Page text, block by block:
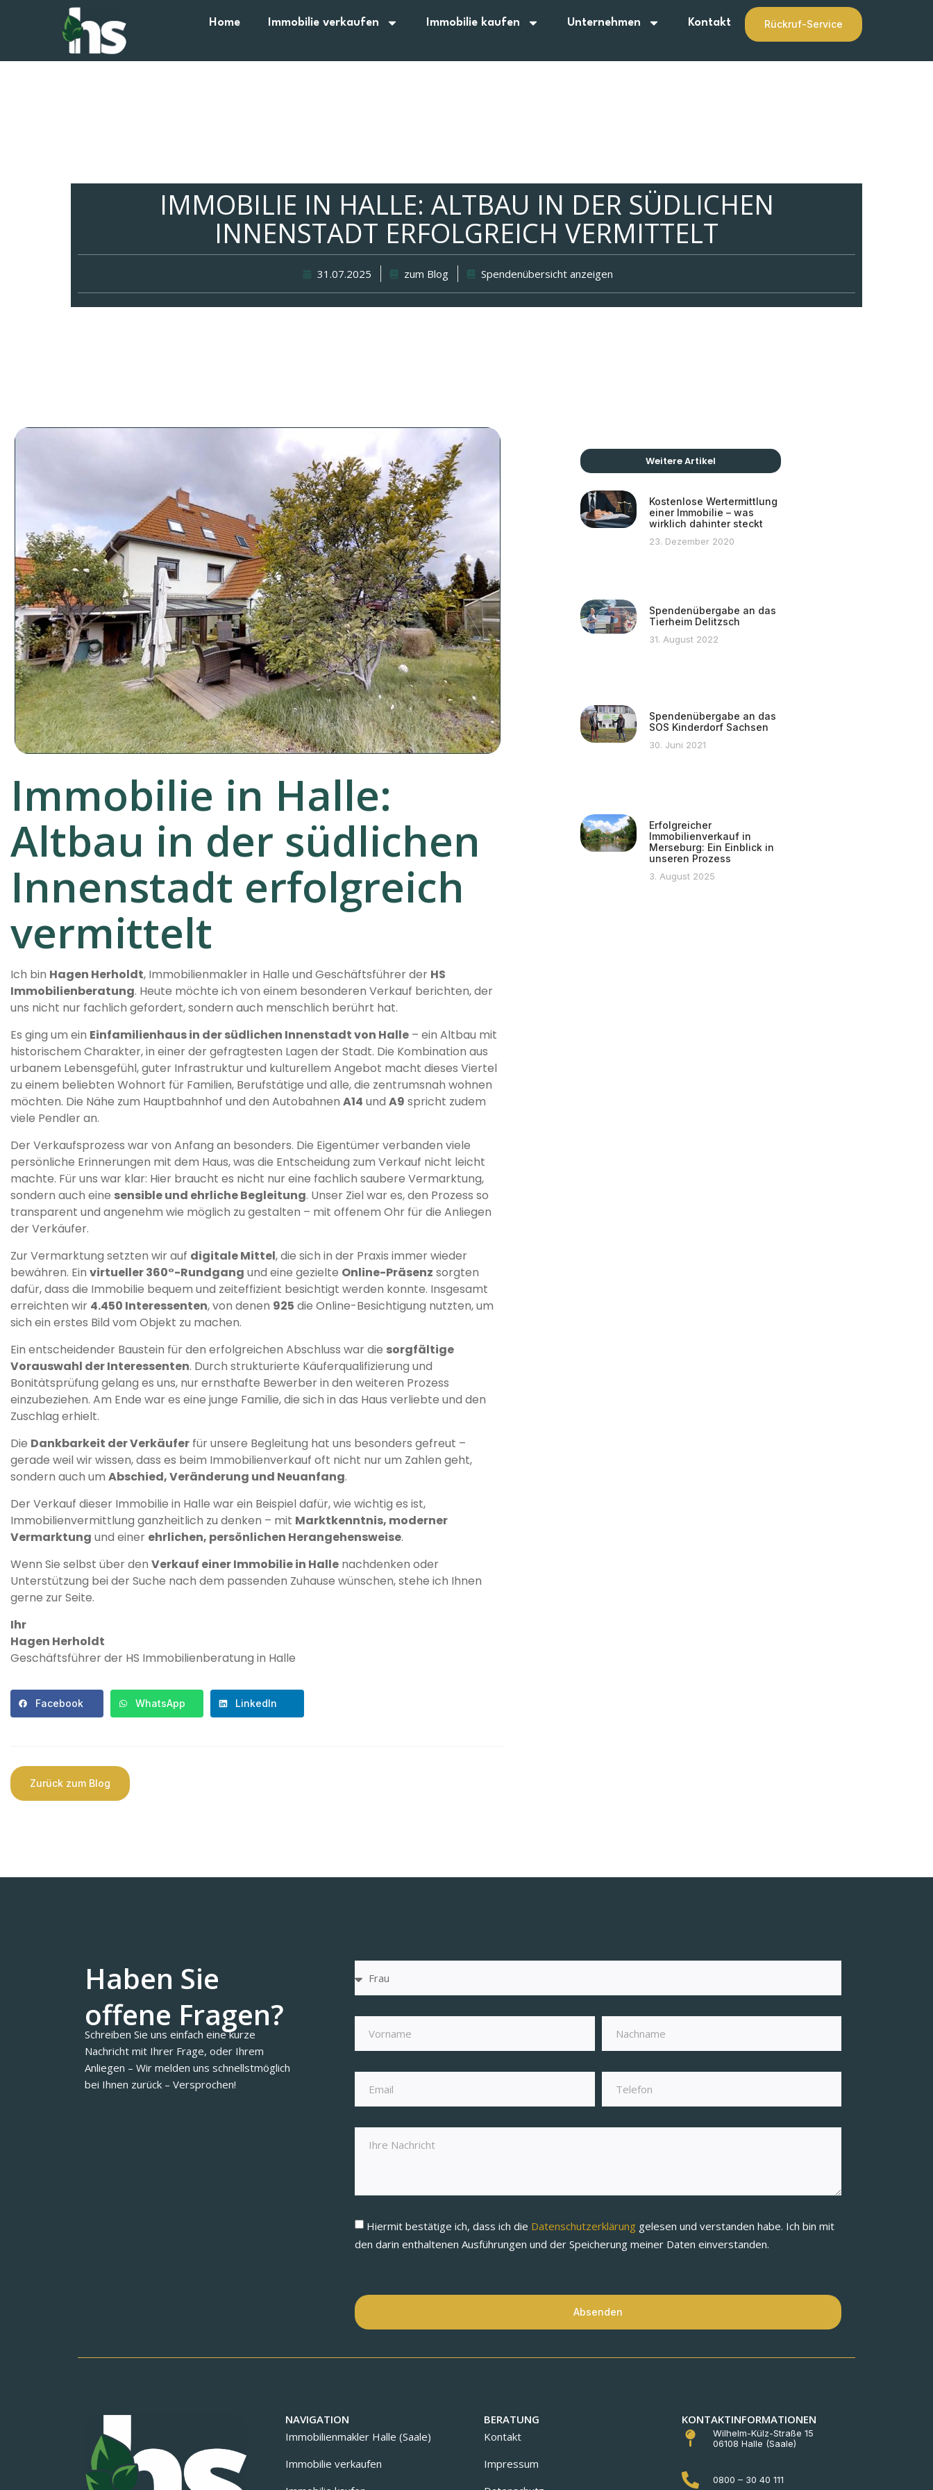
Home Immobilie verkaufen Immobilie kaufen Unternehmen Kontakt Rückruf-Service
IMMOBILIE IN HALLE: ALTBAU IN DER SÜDLICHEN
INNENSTADT ERFOLGREICH VERMITTELT
31.07.2025 zum Blog Spendenübersicht anzeigen
Immobilie in Halle:
Altbau in der südlichen
Innenstadt erfolgreich
vermittelt
Ich bin Hagen Herholdt, Immobilienmakler in Halle und Geschäftsführer der HS
Immobilienberatung. Heute möchte ich von einem besonderen Verkauf berichten, der
uns nicht nur fachlich gefordert, sondern auch menschlich berührt hat.
Es ging um ein Einfamilienhaus in der südlichen Innenstadt von Halle – ein Altbau mit
historischem Charakter, in einer der gefragtesten Lagen der Stadt. Die Kombination aus
urbanem Lebensgefühl, guter Infrastruktur und kulturellem Angebot macht dieses Viertel
zu einem beliebten Wohnort für Familien, Berufstätige und alle, die zentrumsnah wohnen
möchten. Die Nähe zum Hauptbahnhof und den Autobahnen A14 und A9 spricht zudem
viele Pendler an.
Der Verkaufsprozess war von Anfang an besonders. Die Eigentümer verbanden viele
persönliche Erinnerungen mit dem Haus, was die Entscheidung zum Verkauf nicht leicht
machte. Für uns war klar: Hier braucht es nicht nur eine fachlich saubere Vermarktung,
sondern auch eine sensible und ehrliche Begleitung. Unser Ziel war es, den Prozess so
transparent und angenehm wie möglich zu gestalten – mit offenem Ohr für die Anliegen
der Verkäufer.
Zur Vermarktung setzten wir auf digitale Mittel, die sich in der Praxis immer wieder
bewähren. Ein virtueller 360°-Rundgang und eine gezielte Online-Präsenz sorgten
dafür, dass die Immobilie bequem und zeiteffizient besichtigt werden konnte. Insgesamt
erreichten wir 4.450 Interessenten, von denen 925 die Online-Besichtigung nutzten, um
sich ein erstes Bild vom Objekt zu machen.
Ein entscheidender Baustein für den erfolgreichen Abschluss war die sorgfältige
Vorauswahl der Interessenten. Durch strukturierte Käuferqualifizierung und
Bonitätsprüfung gelang es uns, nur ernsthafte Bewerber in den weiteren Prozess
einzubeziehen. Am Ende war es eine junge Familie, die sich in das Haus verliebte und den
Zuschlag erhielt.
Die Dankbarkeit der Verkäufer für unsere Begleitung hat uns besonders gefreut –
gerade weil wir wissen, dass es beim Immobilienverkauf oft nicht nur um Zahlen geht,
sondern auch um Abschied, Veränderung und Neuanfang.
Der Verkauf dieser Immobilie in Halle war ein Beispiel dafür, wie wichtig es ist,
Immobilienvermittlung ganzheitlich zu denken – mit Marktkenntnis, moderner
Vermarktung und einer ehrlichen, persönlichen Herangehensweise.
Wenn Sie selbst über den Verkauf einer Immobilie in Halle nachdenken oder
Unterstützung bei der Suche nach dem passenden Zuhause wünschen, stehe ich Ihnen
gerne zur Seite.
Ihr
Hagen Herholdt
Geschäftsführer der HS Immobilienberatung in Halle
Facebook WhatsApp LinkedIn
Zurück zum Blog
Weitere Artikel
Kostenlose Wertermittlung
einer Immobilie – was
wirklich dahinter steckt
23. Dezember 2020
Spendenübergabe an das
Tierheim Delitzsch
31. August 2022
Spendenübergabe an das
SOS Kinderdorf Sachsen
30. Juni 2021
Erfolgreicher
Immobilienverkauf in
Merseburg: Ein Einblick in
unseren Prozess
3. August 2025
Haben Sie
offene Fragen?
Schreiben Sie uns einfach eine kurze
Nachricht mit Ihrer Frage, oder Ihrem
Anliegen – Wir melden uns schnellstmöglich
bei Ihnen zurück – Versprochen!
Hiermit bestätige ich, dass ich die Datenschutzerklärung gelesen und verstanden habe. Ich bin mit
den darin enthaltenen Ausführungen und der Speicherung meiner Daten einverstanden.
Absenden
NAVIGATION
Immobilienmakler Halle (Saale)
Immobilie verkaufen
BERATUNG
Kontakt
Impressum
KONTAKTINFORMATIONEN
Wilhelm-Külz-Straße 15
06108 Halle (Saale)
0800 – 30 40 111